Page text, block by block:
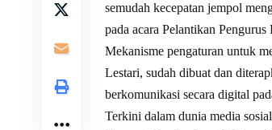
semudah kecepatan jempol
pada acara Pelantikan
Mekanisme pengaturan untuk
Lestari, sudah dibuat dan
berkomunikasi secara digital
Terkini dalam dunia media